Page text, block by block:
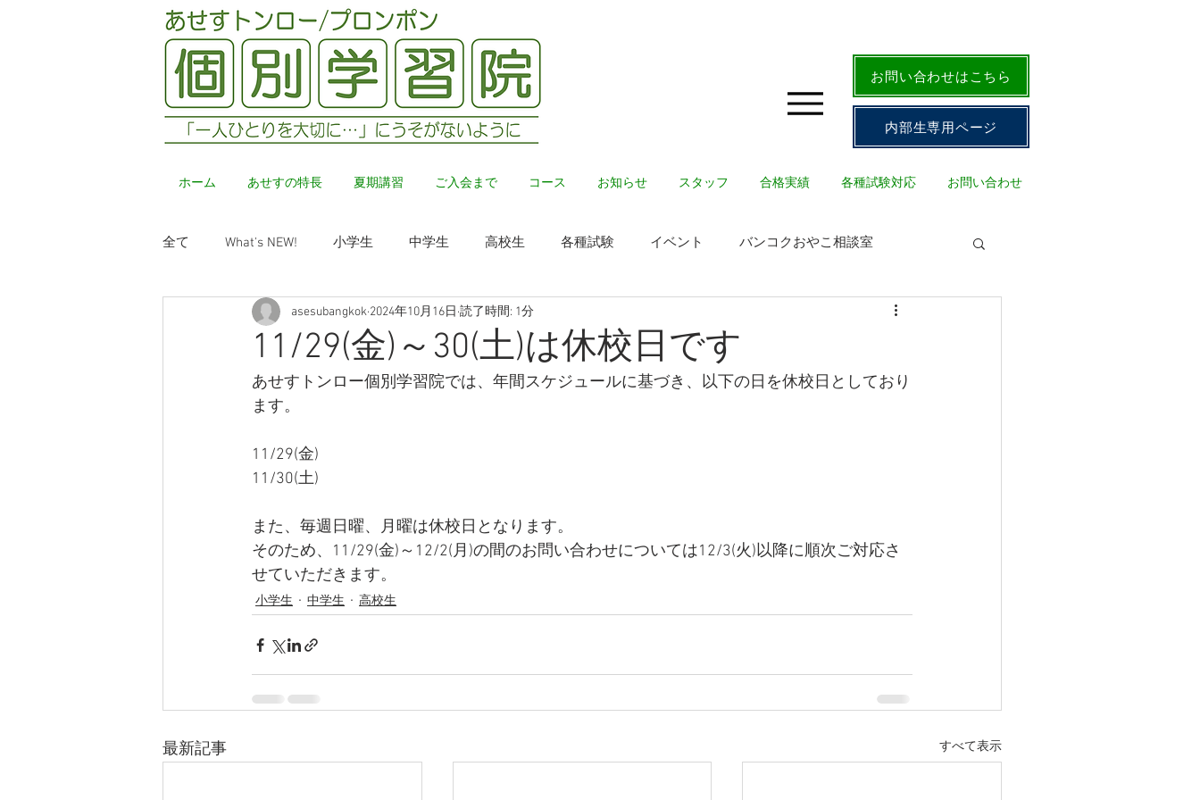
お問い合わせはこちら
内部生専用ページ
ホーム あせすの特長 夏期講習 ご入会まで コース お知らせ スタッフ 合格実績 各種試験対応 お問い合わせ
全て What's NEW! 小学生 中学生 高校生 各種試験 イベント バンコクおやこ相談室
11/29(金)～30(土)は休校日です
asesubangkok 2024年10月16日 読了時間: 1分
あせすトンロー個別学習院では、年間スケジュールに基づき、以下の日を休校日としており
ます。
11/29(金)
11/30(土)
また、毎週日曜、月曜は休校日となります。
そのため、11/29(金)～12/2(月)の間のお問い合わせについては12/3(火)以降に順次ご対応さ
せていただきます。
小学生 中学生 高校生
最新記事 すべて表示